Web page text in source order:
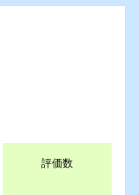
評価数